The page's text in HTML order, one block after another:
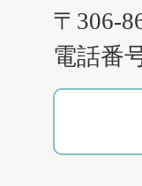
〒306-
電話番